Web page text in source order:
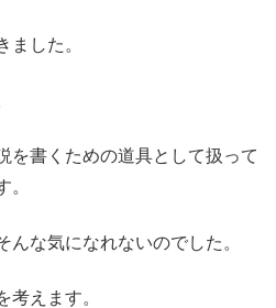
ました。
を書くための道具として扱って
。
んな気になれないのでした。
考えます。